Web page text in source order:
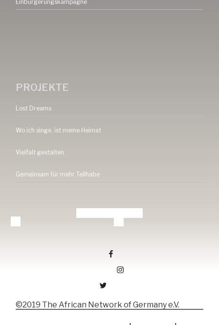
Einbürgerungskampagne
PROJEKTE
Lost Dreams
Wo ich singe, ist meine Heimat
Vielfalt gestalten
Gemeinsam für mehr Teilhabe
©2019 The African Network of Germany e.V.